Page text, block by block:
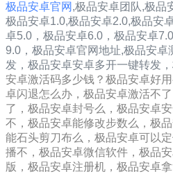
极品安卓官网 ,极品安卓团队,极品
极品安卓1.0,极品安卓2.0,极品安
卓5.0， 极品安卓6.0， 极品安卓7.0
9.0， 极品安卓官网地址,极品安卓
发， 极品安卓安卓多开一键转发
安卓激活码多少钱？极品安卓好用
卓闪退怎么办，极品安卓激活不
了，极品安卓封号么，极品安卓
不，极品安卓能修改步数么，极
能石头剪刀布么，极品安卓可以
播不，极品安卓微信软件，极品
版，极品安卓注册机，极品安卓